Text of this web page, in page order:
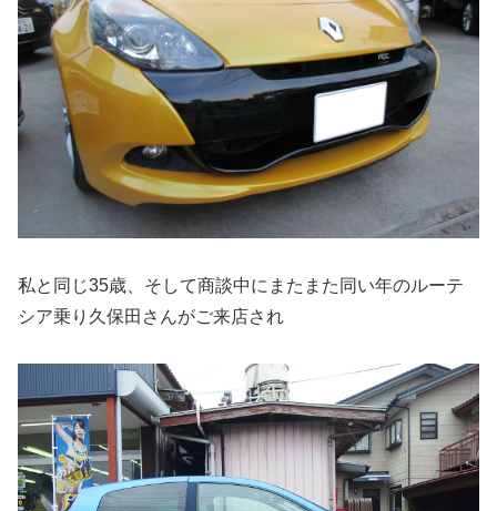
私と同じ35歳、そして商談中にまたまた同い年のルーテ
シア乗り久保田さんがご来店され